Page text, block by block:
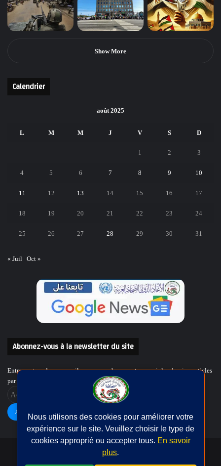
Nous utilisons des cookies pour améliorer votre
expérience sur le site. Veuillez choisir le type de
cookies approprié ou accepter tous. En savoir
plus.
Show More
Calendrier
août 2025
L M M J V S D
1 2 3
4 5 6 7 8 9 10
11 12 13 14 15 16 17
18 19 20 21 22 23 24
25 26 27 28 29 30 31
« Juil Oct »
Abonnez-vous à la newsletter du site
Entrez votre adresse e-mail pour vous abonner et recevoir les derniers articles
par e-mail.
Adresse
mailAbonnement
حقوق النشر © | جميع الحقوق محفوظة للاتحاد الدولى للصحافة العربية